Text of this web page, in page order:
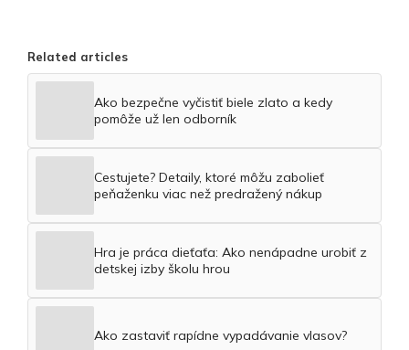
Related articles
Ako bezpečne vyčistiť biele zlato a kedy
pomôže už len odborník
Cestujete? Detaily, ktoré môžu zabolieť
peňaženku viac než predražený nákup
Hra je práca dieťaťa: Ako nenápadne urobiť z
detskej izby školu hrou
Ako zastaviť rapídne vypadávanie vlasov?